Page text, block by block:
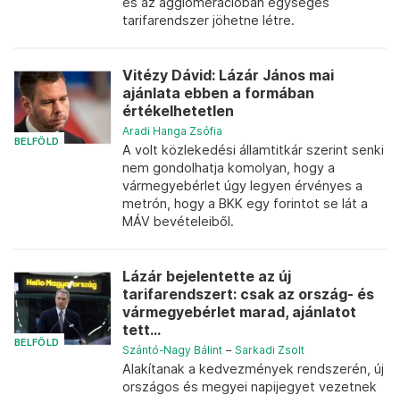
tarifarendszer jöhetne létre.
BELFÖLD
Vitézy Dávid: Lázár János mai
ajánlata ebben a formában
értékelhetetlen
Aradi Hanga Zsófia
A volt közlekedési államtitkár szerint senki
nem gondolhatja komolyan, hogy a
vármegyebérlet úgy legyen érvényes a
metrón, hogy a BKK egy forintot se lát a
MÁV bevételeiből.
BELFÖLD
Lázár bejelentette az új
tarifarendszert: csak az ország- és
vármegyebérlet marad, ajánlatot
tett...
Szántó-Nagy Bálint – Sarkadi Zsolt
Alakítanak a kedvezmények rendszerén, új
országos és megyei napijegyet vezetnek